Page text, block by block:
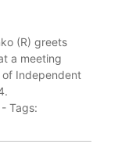
(R) greets
a meeting
of Independent
- Tags: